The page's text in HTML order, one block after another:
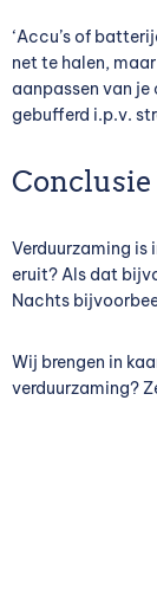
‘Accu’s of
net te halen,
aanpassen van
gebufferd i.p.v.
Conclusie
Verduurzaming is
eruit? Als dat
Nachts
Wij brengen in
verduurzaming?